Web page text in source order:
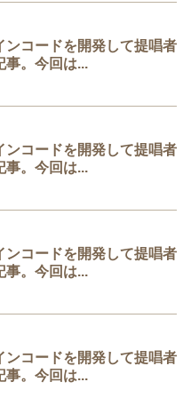
コードを開発して提唱者
事。今回は...
コードを開発して提唱者
事。今回は...
コードを開発して提唱者
事。今回は...
コードを開発して提唱者
事。今回は...